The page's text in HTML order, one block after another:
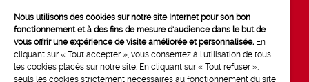
Privacy and cookie policy
Nous utilisons des cookies sur notre site Internet pour son bon
fonctionnement et à des fins de mesure d'audience dans le but de
vous offrir une expérience de visite améliorée et personnalisée. En
cliquant sur « Tout accepter », vous consentez à l'utilisation de tous
les cookies placés sur notre site. En cliquant sur « Tout refuser »,
seuls les cookies strictement nécessaires au fonctionnement du site